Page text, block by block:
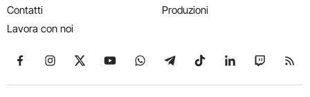
Contatti
Lavora con noi
Produzioni
Seguici su Facebook
Seguici su Instagram
Seguici su X
Seguici su YouTube
Seguici su WhatsApp
Seguici su Telegram
Seguici su TikTok
Seguici su
Seguici